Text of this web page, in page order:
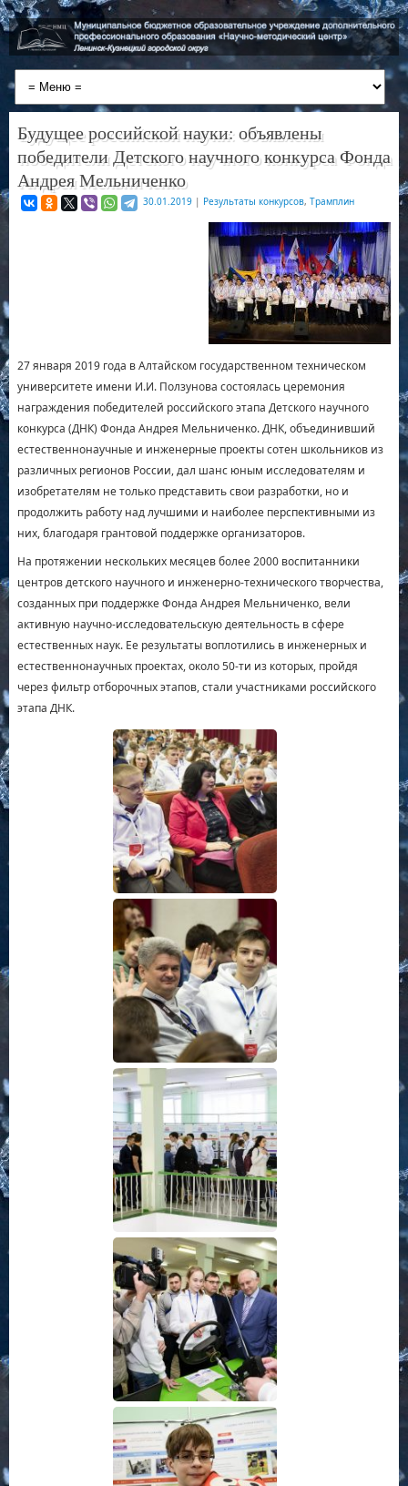
Будущее российской науки: объявлены
победители Детского научного конкурса Фонда
Андрея Мельниченко
30.01.2019 | Результаты конкурсов, Трамплин
27 января 2019 года в Алтайском государственном техническом
университете имени И.И. Ползунова состоялась церемония
награждения победителей российского этапа Детского научного
конкурса (ДНК) Фонда Андрея Мельниченко. ДНК, объединивший
естественнонаучные и инженерные проекты сотен школьников из
различных регионов России, дал шанс юным исследователям и
изобретателям не только представить свои разработки, но и
продолжить работу над лучшими и наиболее перспективными из
них, благодаря грантовой поддержке организаторов.
На протяжении нескольких месяцев более 2000 воспитанники
центров детского научного и инженерно-технического творчества,
созданных при поддержке Фонда Андрея Мельниченко, вели
активную научно-исследовательскую деятельность в сфере
естественных наук. Ее результаты воплотились в инженерных и
естественнонаучных проектах, около 50-ти из которых, пройдя
через фильтр отборочных этапов, стали участниками российского
этапа ДНК.